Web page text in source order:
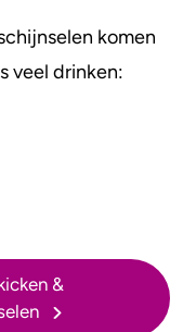
komen
veel drinken:
&